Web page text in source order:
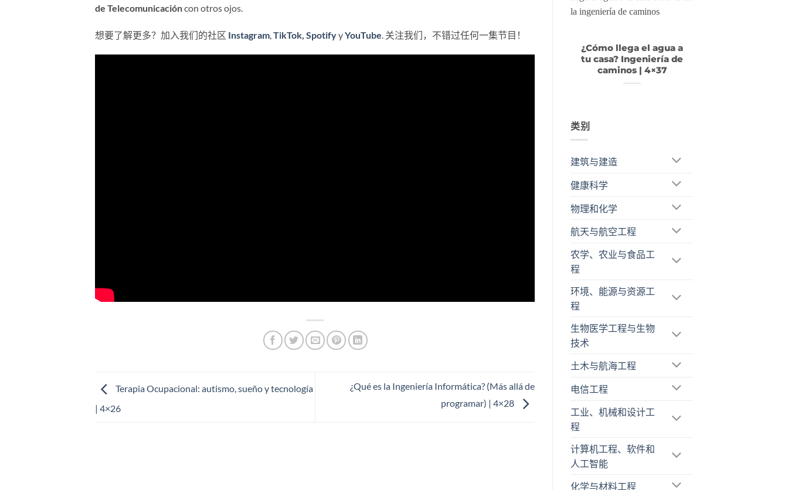
de Telecomunicacióncon otros ojos.
想要了解更多？加入我们的社区 Instagram,TikTok, SpotifyyYouTube. 关注我们，不错过任何一集节目！
Terapia Ocupacional: autismo, sueño y tecnología
| 4×26
¿Qué es la Ingeniería Informática? (Más allá de
programar) | 4×28
¿Cómo llega el agua a
tu casa? Ingeniería de
caminos | 4×37
类别
建筑与建造
健康科学
物理和化学
航天与航空工程
农学、农业与食品工
程
环境、能源与资源工
程
生物医学工程与生物
技术
土木与航海工程
电信工程
工业、机械和设计工
程
计算机工程、软件和
人工智能
化学与材料工程